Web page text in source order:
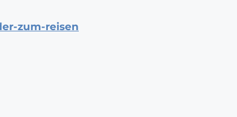
zum-reisen